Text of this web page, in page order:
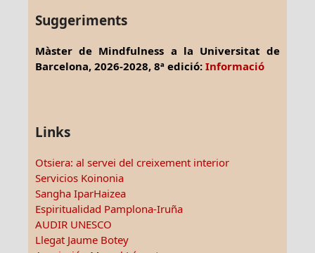
Suggeriments
Màster de Mindfulness a la Universitat de
Barcelona, 2026-2028, 8ª edició: Informació
Links
Otsiera: al servei del creixement interior
Servicios Koinonia
Sangha IparHaizea
Espiritualidad Pamplona-Iruña
AUDIR UNESCO
Llegat Jaume Botey